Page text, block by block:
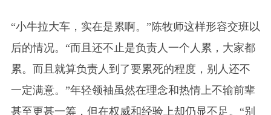
“小牛拉大车，实在是累啊。”陈牧师这样形容交班以
后的情况。“而且还不止是负责人一个人累，大家都
累。而且就算负责人到了要累死的程度，别人还不
一定满意。”年轻领袖虽然在理念和热情上不输前辈
甚至更甚一筹，但在权威和经验上却仍显不足。“别